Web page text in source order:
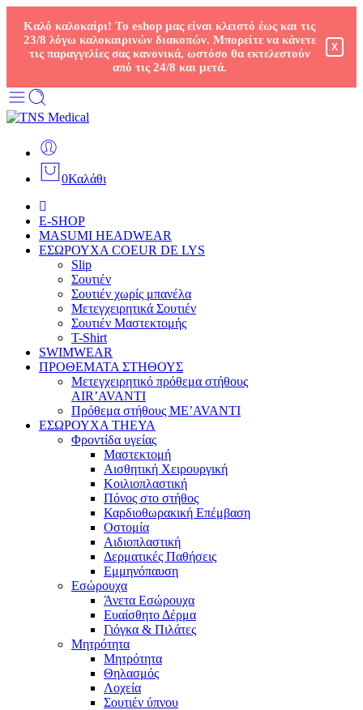
Καλό καλοκαίρι! Το eshop μας είναι κλειστό έως και τις
23/8 λόγω καλοκαιρινών διακοπών. Μπορείτε να κάνετε
τις παραγγελίες σας κανονικά, ωστόσο θα εκτελεστούν
από τις 24/8 και μετά.
X
0Καλάθι
E-SHOP
MASUMI HEADWEAR
ΕΣΩΡΟΥΧΑ COEUR DE LYS
Slip
Σουτιέν
Σουτιέν χωρίς μπανέλα
Μετεγχειρητικά Σουτιέν
Σουτιέν Μαστεκτομής
T-Shirt
SWIMWEAR
ΠΡΟΘΕΜΑΤΑ ΣΤΗΘΟΥΣ
Μετεγχειρητικό πρόθεμα στήθους
AIR’AVANTI
Πρόθεμα στήθους ME’AVANTI
ΕΣΩΡΟΥΧΑ THEYA
Φροντίδα υγείας
Μαστεκτομή
Αισθητική Χειρουργική
Κοιλιοπλαστική
Πόνος στο στήθος
Καρδιοθωρακική Επέμβαση
Οστομία
Αιδιοπλαστική
Δερματικές Παθήσεις
Εμμηνόπαυση
Εσώρουχα
Άνετα Εσώρουχα
Ευαίσθητο Δέρμα
Γιόγκα & Πιλάτες
Μητρότητα
Μητρότητα
Θηλασμός
Λοχεία
Σουτιέν ύπνου